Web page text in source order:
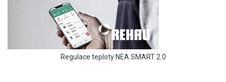
Regulace teploty NEA SMART 2.0